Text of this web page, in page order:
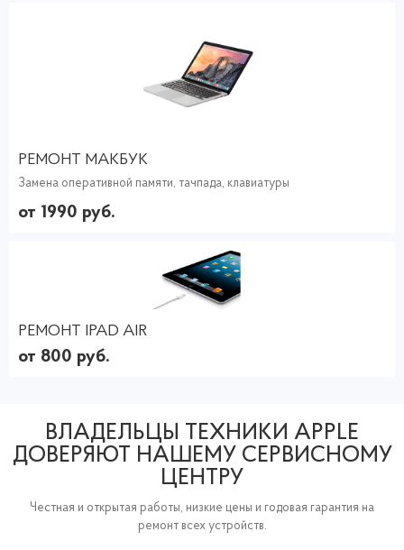
РЕМОНТ МАКБУК
Замена оперативной памяти, тачпада, клавиатуры
от 1990 руб.
РЕМОНТ IPAD AIR
от 800 руб.
ВЛАДЕЛЬЦЫ ТЕХНИКИ APPLE
ДОВЕРЯЮТ НАШЕМУ СЕРВИСНОМУ
ЦЕНТРУ
Честная и открытая работы, низкие цены и годовая гарантия на
ремонт всех устройств.